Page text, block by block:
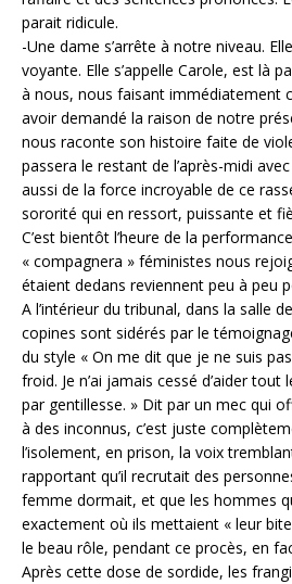
parait ridicule.
-Une dame s’arrête à notre niveau.
voyante. Elle s’appelle Carole, est là
à nous, nous faisant immédiatement
avoir demandé la raison de notre
nous raconte son histoire faite de
passera le restant de l’après-midi
aussi de la force incroyable de ce
sororité qui en ressort, puissante et
C’est bientôt l’heure de la
« compagnera » féministes nous
étaient dedans reviennent peu à peu
A l’intérieur du tribunal, dans la salle
copines sont sidérés par le
du style « On me dit que je ne suis
froid. Je n’ai jamais cessé d’aider
par gentillesse. » Dit par un mec qui
à des inconnus, c’est juste
l’isolement, en prison, la voix
rapportant qu’il recrutait des
femme dormait, et que les hommes
exactement où ils mettaient « leur
le beau rôle, pendant ce procès, en
Après cette dose de sordide, les